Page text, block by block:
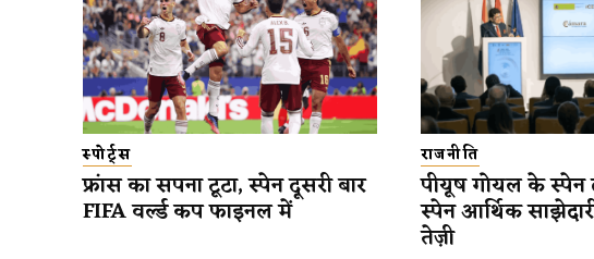
स्पोर्ट्स
फ्रांस का सपना टूटा, स्पेन दूसरी बार
FIFA वर्ल्ड कप फाइनल में
राजनीति
पीयूष गोयल के स्पेन
स्पेन आर्थिक
तेज़ी